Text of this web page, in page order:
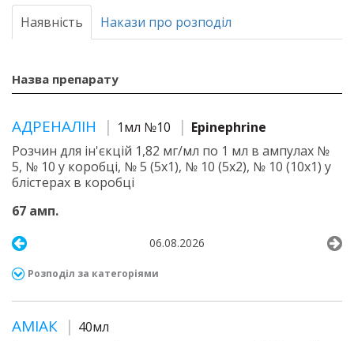
Наявність Накази про розподіл
Назва препарату
АДРЕНАЛІН 1мл №10
Epinephrine
Розчин для ін'єкцій 1,82 мг/мл по 1 мл в ампулах №
5, № 10 у коробці, № 5 (5х1), № 10 (5х2), № 10 (10х1) у
блістерах в коробці
67 амп.
06.08.2026
Розподіл за категоріями
АМІАК
40мл